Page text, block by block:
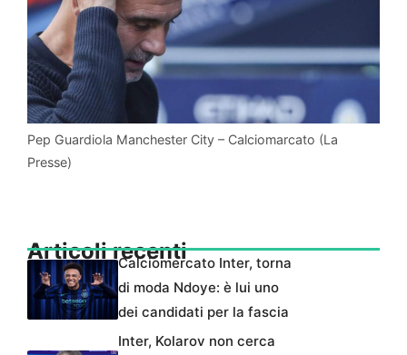
Pep Guardiola Manchester City – Calciomarcato (La
Presse)
Articoli recentiCalciomercato Inter, torna
di moda Ndoye: è lui uno
dei candidati per la fascia
Inter, Kolarov non cerca